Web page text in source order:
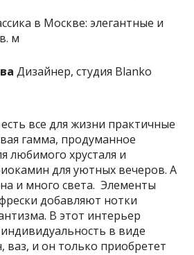
Дизайнер, студия Blanko
все для жизни практичные
гамма, продуманное
любимого хрусталя и
для уютных вечеров. А
и много света. Элементы
добавляют нотки
В этот интерьер
в виде
ваз, и он только приобретет